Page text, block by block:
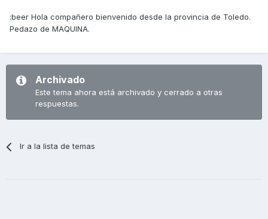
:beer Hola compañero bienvenido desde la provincia de Toledo.
Pedazo de MAQUINA.
Archivado
Este tema ahora está archivado y cerrado a otras
respuestas.
Ir a la lista de temas